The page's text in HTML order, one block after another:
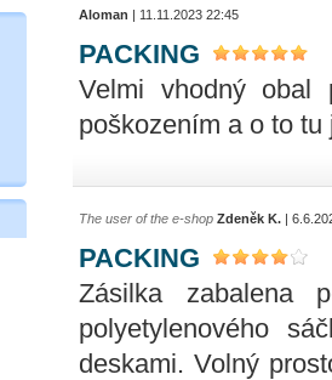
Aloman | 11.11.2023 22:45
PACKING
Velmi vhodný obal
poškozením a o to
The user of the e-shop Zdeněk K. |
PACKING
Zásilka zabalena
polyetylenového
deskami. Volný